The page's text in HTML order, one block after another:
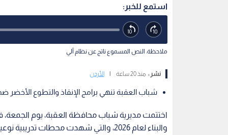
استمع للخبر:
ملاحظة: النص المسموع ناتج عن نظام آلي
نشر : منذ 20 ساعة الأردن
شباب العقبة تنهي برامج الإنقاذ والتطوع
اختتمت مديرية شباب محافظة العقبة، يوم
والبناء لعام 2026، والتي شهدت محطات